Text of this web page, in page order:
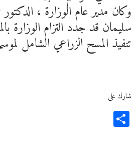
وكان مدير عام الوزارة ، الدكتور
سليمان قد جدد التزام الوزارة
تنفيذ المسح الزراعي الشامل لموسم
شارك على